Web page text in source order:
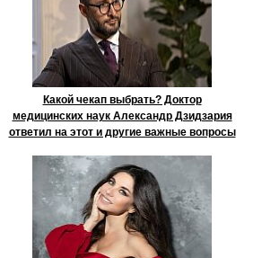
Какой чекап выбрать? Доктор
медицинских наук Александр Дзидзария
ответил на этот и другие важные вопросы